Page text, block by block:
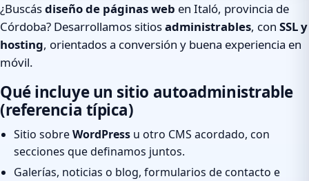
¿Buscásdiseño de páginas web en Italó, provincia de
Córdoba? Desarrollamos sitiosadministrables, con SSL y
hosting, orientados a conversión y buena experiencia en
móvil.
Qué incluye un sitio autoadministrable
(referencia típica)
Sitio sobreWordPress u otro CMS acordado, con
secciones que definamos juntos.
Galerías, noticias o blog, formularios de contacto e